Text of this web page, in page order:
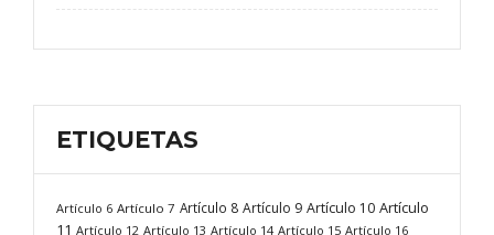
ETIQUETAS
Artículo 6 Artículo 7 Artículo 8 Artículo 9 Artículo 10 Artículo
11 Artículo 12 Artículo 13 Artículo 14 Artículo 15 Artículo 16